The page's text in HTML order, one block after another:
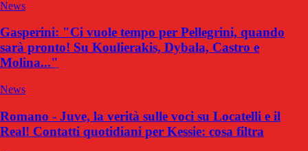
News
Gasperini: "Ci vuole tempo per Pellegrini, quando
sarà pronto! Su Koulierakis, Dybala, Castro e
Molina..."
News
Romano - Juve, la verità sulle voci su Locatelli e il
Real! Contatti quotidiani per Kessie: cosa filtra